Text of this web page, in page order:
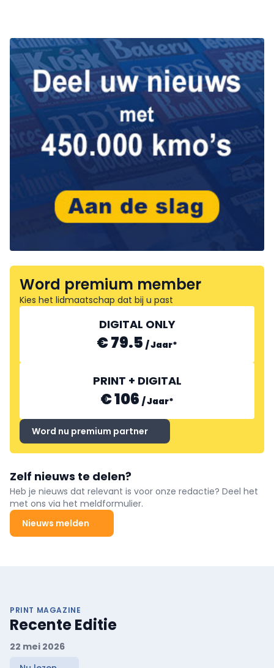
Word premium member
Kies het lidmaatschap dat bij u past
DIGITAL ONLY
€ 79.5 /Jaar*
PRINT + DIGITAL
€ 106 /Jaar*
Word nu premium partner
Zelf nieuws te delen?
Heb je nieuws dat relevant is voor onze redactie? Deel het
met ons via het meldformulier.
Nieuws melden
PRINT MAGAZINE
Recente Editie
22 mei 2026